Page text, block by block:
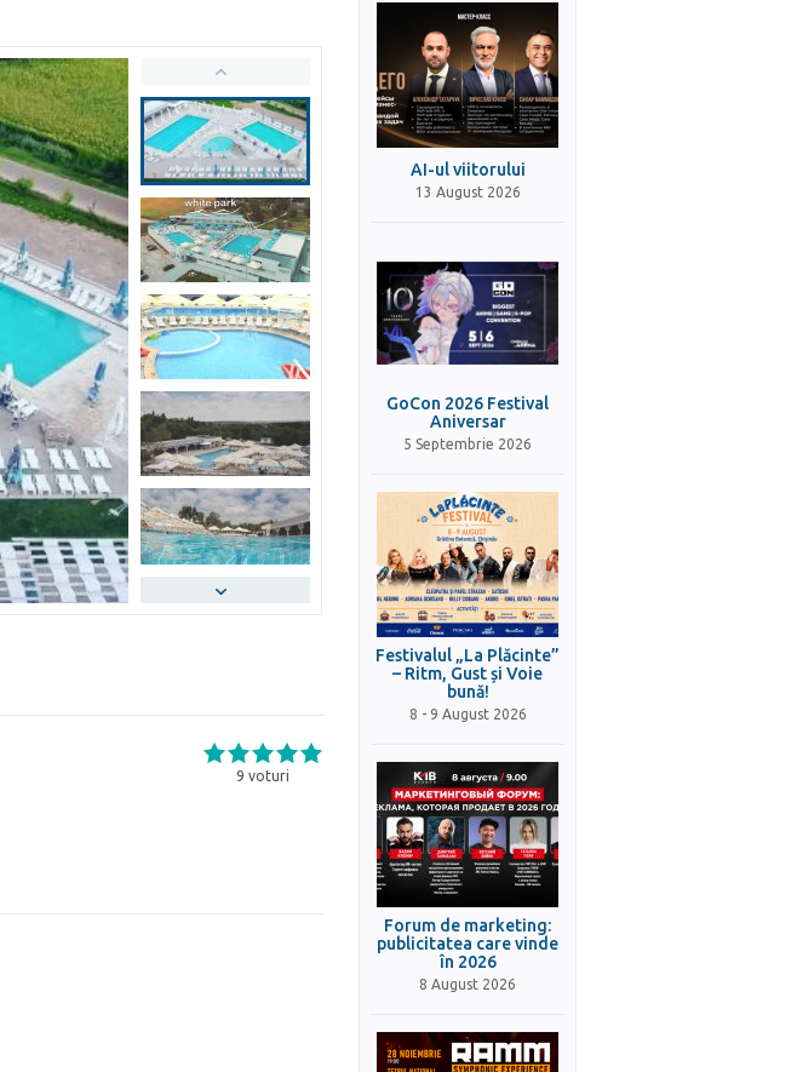
9 voturi
AI-ul viitorului
13 August 2026
GoCon 2026 Festival
Aniversar
5 Septembrie 2026
Festivalul „La Plăcinte”
– Ritm, Gust și Voie
bună!
8 - 9 August 2026
Forum de marketing:
publicitatea care vinde
în 2026
8 August 2026